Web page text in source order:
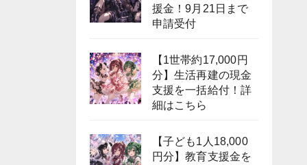
援金！9月21日まで
申請受付
【1世帯約17,000円
分】生活再建の現金
支援を一括給付！詳
細はこちら
【子ども1人18,000
円分】教育支援金を